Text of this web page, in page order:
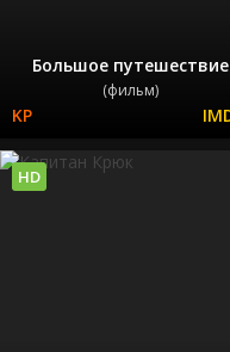
Большое путешествие
(фильм)
HD